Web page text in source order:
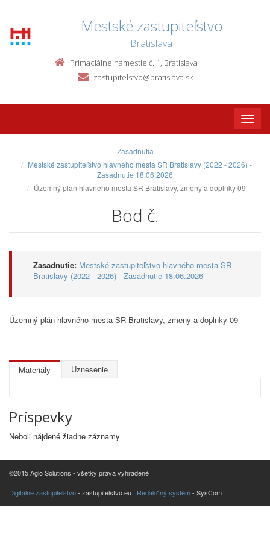
Mestské zastupiteľstvo
Bratislava
Primaciálne námestie č. 1, Bratislava
zastupitelstvo@bratislava.sk
Toggle
Zasadnutia
Mestské zastupiteľstvo hlavného mesta SR Bratislavy (2022 - 2026) -
Zasadnutie 18.06.2026
Územný plán hlavného mesta SR Bratislavy, zmeny a doplnky 09
Bod č.
Zasadnutie: Mestské zastupiteľstvo hlavného mesta SR
Bratislavy (2022 - 2026) - Zasadnutie 18.06.2026
Územný plán hlavného mesta SR Bratislavy, zmeny a doplnky 09
Materiály Uznesenie
Príspevky
Neboli nájdené žiadne záznamy
©2015 Aglo Solutions - všetky práva vyhradené
Digitálne zastupiteľstvo- zastupitelstvo.eu | Redakčný systém- SysCom